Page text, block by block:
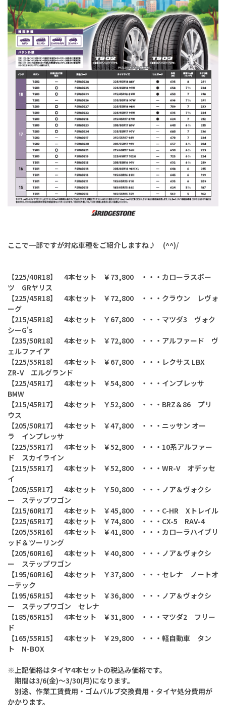
ここで一部ですが対応車種をご紹介しますね♪ (^^)/
【225/40R18】 4本セット ￥73,800 ・・・カローラスポー
ツ GRヤリス
【225/45R18】 4本セット ￥72,800 ・・・クラウン レヴォ
ーグ
【215/45R18】 4本セット ￥67,800 ・・・マツダ3 ヴォク
シーG's
【235/50R18】 4本セット ￥72,800 ・・・アルファード ヴ
ェルファイア
【225/55R18】 4本セット ￥67,800 ・・・レクサス LBX
ZR-V エルグランド
【225/45R17】 4本セット ￥54,800 ・・・インプレッサ
BMW
【215/45R17】 4本セット ￥52,800 ・・・BRZ＆86 プリ
ウス
【205/50R17】 4本セット ￥47,800 ・・・ニッサン オー
ラ インプレッサ
【225/55R17】 4本セット ￥52,800 ・・・10系アルファー
ド スカイライン
【215/55R17】 4本セット ￥52,800 ・・・WR-V オデッセ
イ
【205/55R17】 4本セット ￥50,800 ・・・ノア＆ヴォクシ
ー ステップワゴン
【215/60R17】 4本セット ￥45,800 ・・・C-HR Xトレイル
【225/65R17】 4本セット ￥74,800 ・・・CX-5 RAV-4
【205/55R16】 4本セット ￥41,800 ・・・カローラハイブリ
ッド＆ツーリング
【205/60R16】 4本セット ￥40,800 ・・・ ノア＆ヴォクシ
ー ステップワゴン
【195/60R16】 4本セット ￥37,800 ・・・セレナ ノートオ
ーテック
【195/65R15】 4本セット ￥36,800 ・・・ ノア＆ヴォクシ
ー ステップワゴン セレナ
【185/65R15】 4本セット ￥31,800 ・・・マツダ2 フリー
ド
【165/55R15】 4本セット ￥29,800 ・・・軽自動車 タン
ト N-BOX
※上記価格はタイヤ4本セットの税込み価格です。
期間は3/6(金)～3/30(月)になります。
別途、作業工賃費用・ゴムバルブ交換費用・タイヤ処分費用が
かかります。